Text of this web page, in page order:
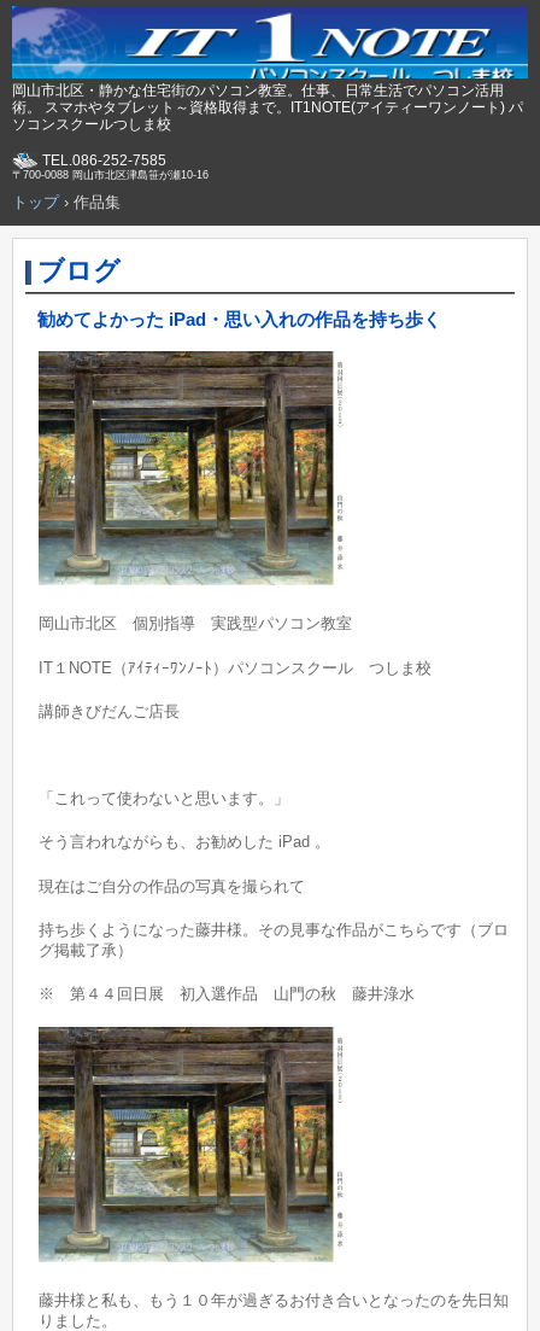
岡山市北区・静かな住宅街のパソコン教室。仕事、日常生活でパソコン活用
術。 スマホやタブレット～資格取得まで。IT1NOTE(アイティーワンノート) パ
ソコンスクールつしま校
TEL.086-252-7585
〒700-0088 岡山市北区津島笹が瀬10-16
トップ› 作品集
ブログ
勧めてよかった iPad・思い入れの作品を持ち歩く
岡山市北区 個別指導 実践型パソコン教室
IT１NOTE（ｱｲﾃｨｰﾜﾝﾉｰﾄ）パソコンスクール つしま校
講師きびだんご店長
「これって使わないと思います。」
そう言われながらも、お勧めした iPad 。
現在はご自分の作品の写真を撮られて
持ち歩くようになった藤井様。その見事な作品がこちらです（ブロ
グ掲載了承）
※ 第４４回日展 初入選作品 山門の秋 藤井淥水
藤井様と私も、もう１０年が過ぎるお付き合いとなったのを先日知
りました。